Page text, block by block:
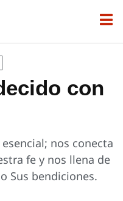
con
nos conecta
fe y nos llena de
Sus bendiciones.